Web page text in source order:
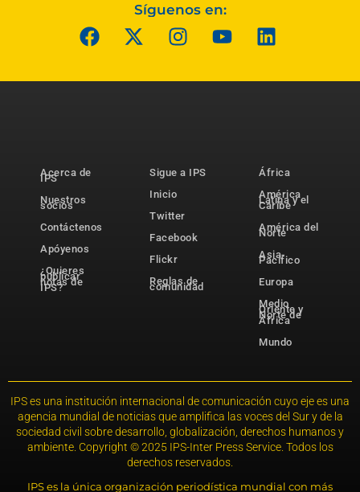
Síguenos en:
Acerca de
IPS
Nuestros
socios
Contáctenos
Apóyenos
¿Quieres
publicar
notas de
IPS?
Sigue a IPS
Inicio
Twitter
Facebook
Flickr
Reglas de
comunidad
África
América
Latina y el
Caribe
América del
Norte
Asia-
Pacífico
Europa
Medio
Oriente y
Norte de
África
Mundo
IPS es una institución internacional de comunicación cuyo eje es una
agencia mundial de noticias que amplifica las voces del Sur y de la
sociedad civil sobre desarrollo, globalización, derechos humanos y
ambiente. Copyright © 2025 IPS-Inter Press Service. Todos los
derechos reservados.
IPS es la única organización periodística mundial con más